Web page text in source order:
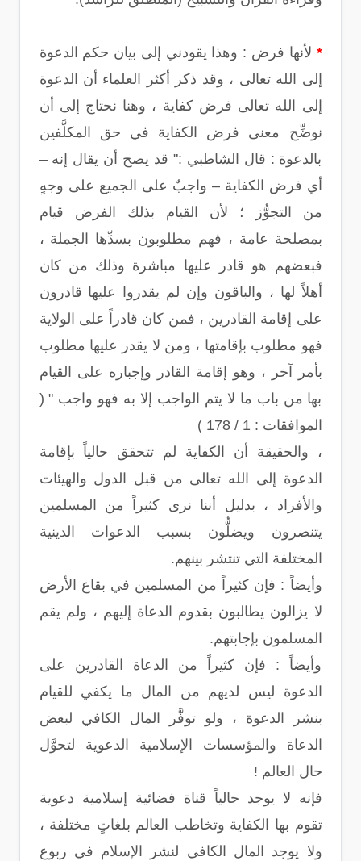
* لأنها فرض : وهذا يقودني إلى بيان حكم الدعوة
إلى الله تعالى ، وقد ذكر أكثر العلماء أن الدعوة
إلى الله تعالى فرض كفاية ، وهنا نحتاج إلى أن
نوضِّح معنى فرض الكفاية في حق المكلَّفين
بالدعوة : قال الشاطبي :" قد يصح أن يقال إنه –
أي فرض الكفاية – واجبٌ على الجميع على وجهٍ
من التجوُّز ؛ لأن القيام بذلك الفرض قيام
بمصلحة عامة ، فهم مطلوبون بسدِّها الجملة ،
فبعضهم هو قادر عليها مباشرة وذلك من كان
أهلاً لها ، والباقون وإن لم يقدروا عليها قادرون
على إقامة القادرين ، فمن كان قادراً على الولاية
فهو مطلوب بإقامتها ، ومن لا يقدر عليها مطلوب
بأمر آخر ، وهو إقامة القادر وإجباره على القيام
بها من باب ما لا يتم الواجب إلا به فهو واجب " (
الموافقات : 1 / 178 )
، والحقيقة أن الكفاية لم تتحقق حالياً بإقامة
الدعوة إلى الله تعالى من قبل الدول والهيئات
والأفراد ، بدليل أننا نرى كثيراً من المسلمين
يتنصرون ويضلُّون بسبب الدعوات الدينية
المختلفة التي تنتشر بينهم.
وأيضاً : فإن كثيراً من المسلمين في بقاع الأرض
لا يزالون يطالبون بقدوم الدعاة إليهم ، ولم يقم
المسلمون بإجابتهم.
وأيضاً : فإن كثيراً من الدعاة القادرين على
الدعوة ليس لديهم من المال ما يكفي للقيام
بنشر الدعوة ، ولو توفَّر المال الكافي لبعض
الدعاة والمؤسسات الإسلامية الدعوية لتحوَّل
حال العالم !
فإنه لا يوجد حالياً قناة فضائية إسلامية دعوية
تقوم بها الكفاية وتخاطب العالم بلغاتٍ مختلفة ،
ولا يوجد المال الكافي لنشر الإسلام في ربوع